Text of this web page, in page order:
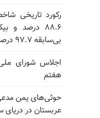
رکورد تاریخی
بی‌سابقه ۹۷.۷ درصد رسید
اجلاس شورای
هفتم
حوثی‌های یمن
عربستان در